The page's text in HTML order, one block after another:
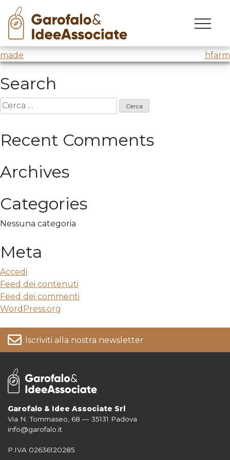
Skip
content
marina
Lezione sull’innovazione@Marina Militare
Navigazione
articoli
made hfarm
Search
Ricerca
per:
Recent Comments
Archives
Categories
Nessuna categoria
Meta
Accedi
Feed dei contenuti
Feed dei commenti
WordPress.org
Iscriviti alla nostra newsletter
Per informazioni su come vengono trattati i tuoi dati consulta la nostra
Privacy Policy
Garofalo & Idee Associate Srl
Via N. Tommaseo, 68 — 35131 Padova
info@garofalo.it
P.IVA 02636120285